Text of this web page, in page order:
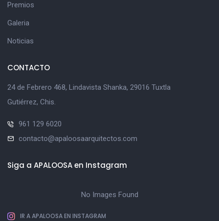
Premios
Galeria
Noticias
CONTACTO
24 de Febrero 468, Lindavista Shanka, 29016 Tuxtla
Gutiérrez, Chis.
961 129 6020
contacto@apaloosaarquitectos.com
Siga a APALOOSA en Instagram
No Images Found
IR A APALOOSA EN INSTAGRAM